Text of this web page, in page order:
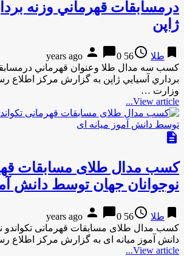
درمسابقات قهرماني وزنه
ژاپن
bookmark طلا access_time
56 years ago
person chat_bubble0
کسب سه مدال طلا وعنوان قهرماني
برداري آسيايي ژاپن به گزارش مركز اطلاع
وزارت …
View article...
description
کسب مدال طلای مسابقات
نوجوانان جهان توسط دانش
bookmark طلا access_time
56 years ago
person chat_bubble0
کسب مدال طلای مسابقات قهرمانی تکواندو
دانش آموز میانه ای به گزارش مرکز اطلاع
View article...